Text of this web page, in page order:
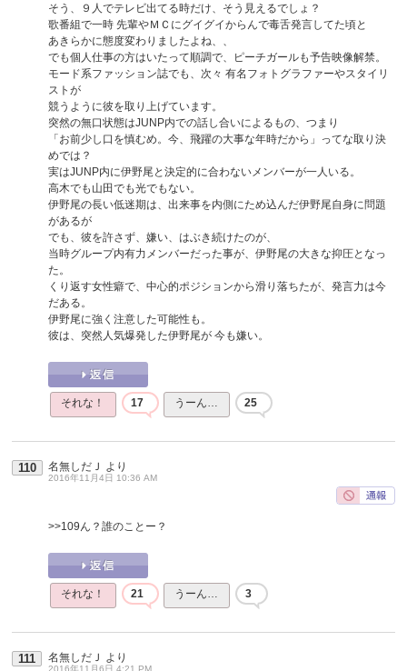
そう、９人でテレビ出てる時だけ、そう見えるでしょ？
歌番組で一時 先輩やＭＣにグイグイからんで毒舌発言してた頃と
あきらかに態度変わりましたよね、、
でも個人仕事の方はいたって順調で、ピーチガールも予告映像解禁。
モード系ファッション誌でも、次々 有名フォトグラファーやスタイリ
ストが
競うように彼を取り上げています。
突然の無口状態はJUNP内での話し合いによるもの、つまり
「お前少し口を慎むめ。今、飛躍の大事な年時だから」ってな取り決
めでは？
実はJUNP内に伊野尾と決定的に合わないメンバーが一人いる。
高木でも山田でも光でもない。
伊野尾の長い低迷期は、出来事を内側にため込んだ伊野尾自身に問題
があるが
でも、彼を許さず、嫌い、はぶき続けたのが、
当時グループ内有力メンバーだった事が、伊野尾の大きな抑圧となっ
た。
くり返す女性癖で、中心的ポジションから滑り落ちたが、発言力は今
だある。
伊野尾に強く注意した可能性も。
彼は、突然人気爆発した伊野尾が 今も嫌い。
それな！ 17 うーん… 25
110 名無しだＪ より
2016年11月4日 10:36 AM
>>109ん？誰のことー？
それな！ 21 うーん… 3
111 名無しだＪ より
2016年11月6日 4:21 PM